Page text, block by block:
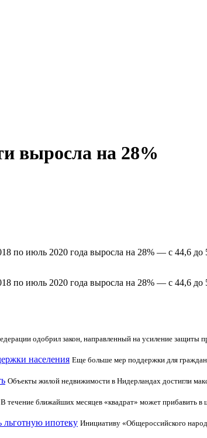
выросла на 28%
по июль 2020 года выросла на 28% — с 44,6 до
по июль 2020 года выросла на 28% — с 44,6 до
одобрил закон, направленный на усиление защиты
населения Еще больше мер поддержки для
Объекты жилой недвижимости в Нидерландах достигли
В течение ближайших месяцев «квадрат» может прибавить в
ипотеку Инициативу «Общероссийского